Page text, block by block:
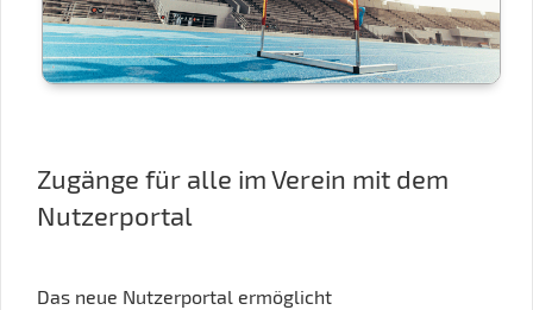
Zugänge für alle im Verein mit dem
Nutzerportal
Das neue Nutzerportal ermöglicht